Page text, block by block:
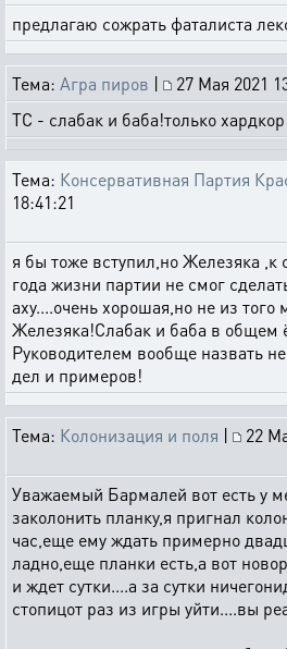
предлагаю сожрать фаталиста
Тема: Агра пиров | 27 Мая 2021
ТС - слабак и баба!только
Тема: Консервативная Партия
18:41:21
я бы тоже вступил,но Железяка ,к
года жизни партии не смог
аху....очень хорошая,но не из того
Железяка!Слабак и баба в общем
Руководителем вообще назвать
дел и примеров!
Тема: Колонизация и поля |
22
Уважаемый Бармалей вот есть у
заколонить планку,я пригнал
час,еще ему ждать примерно
ладно,еще планки есть,а вот
и ждет сутки....а за сутки
стопицот раз из игры уйти....вы